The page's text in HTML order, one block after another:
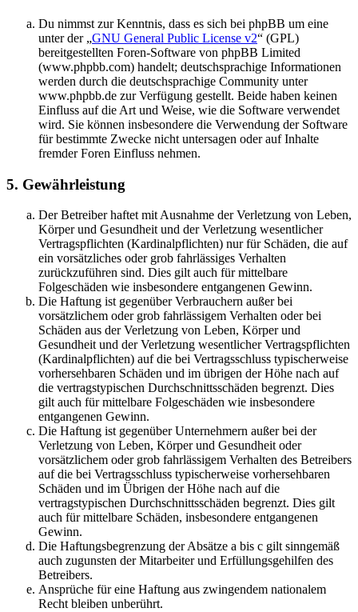
Du nimmst zur Kenntnis, dass es sich bei phpBB um eine
unter der „GNU General Public License v2“ (GPL)
bereitgestellten Foren-Software von phpBB Limited
(www.phpbb.com) handelt; deutschsprachige Informationen
werden durch die deutschsprachige Community unter
www.phpbb.de zur Verfügung gestellt. Beide haben keinen
Einfluss auf die Art und Weise, wie die Software verwendet
wird. Sie können insbesondere die Verwendung der Software
für bestimmte Zwecke nicht untersagen oder auf Inhalte
fremder Foren Einfluss nehmen.
5. Gewährleistung
Der Betreiber haftet mit Ausnahme der Verletzung von Leben,
Körper und Gesundheit und der Verletzung wesentlicher
Vertragspflichten (Kardinalpflichten) nur für Schäden, die auf
ein vorsätzliches oder grob fahrlässiges Verhalten
zurückzuführen sind. Dies gilt auch für mittelbare
Folgeschäden wie insbesondere entgangenen Gewinn.
Die Haftung ist gegenüber Verbrauchern außer bei
vorsätzlichem oder grob fahrlässigem Verhalten oder bei
Schäden aus der Verletzung von Leben, Körper und
Gesundheit und der Verletzung wesentlicher Vertragspflichten
(Kardinalpflichten) auf die bei Vertragsschluss typischerweise
vorhersehbaren Schäden und im übrigen der Höhe nach auf
die vertragstypischen Durchschnittsschäden begrenzt. Dies
gilt auch für mittelbare Folgeschäden wie insbesondere
entgangenen Gewinn.
Die Haftung ist gegenüber Unternehmern außer bei der
Verletzung von Leben, Körper und Gesundheit oder
vorsätzlichem oder grob fahrlässigem Verhalten des Betreibers
auf die bei Vertragsschluss typischerweise vorhersehbaren
Schäden und im Übrigen der Höhe nach auf die
vertragstypischen Durchschnittsschäden begrenzt. Dies gilt
auch für mittelbare Schäden, insbesondere entgangenen
Gewinn.
Die Haftungsbegrenzung der Absätze a bis c gilt sinngemäß
auch zugunsten der Mitarbeiter und Erfüllungsgehilfen des
Betreibers.
Ansprüche für eine Haftung aus zwingendem nationalem
Recht bleiben unberührt.